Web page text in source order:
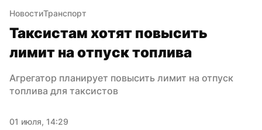
НовостиТранспорт
Таксистам хотят повысить
лимит на отпуск топлива
Агрегатор планирует повысить лимит на отпуск
топлива для таксистов
01 июля, 14:29